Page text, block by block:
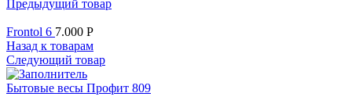
Предыдущий товар
Frontol 6 7.000 Р
Назад к товарам
Следующий товар
Бытовые весы Профит 809